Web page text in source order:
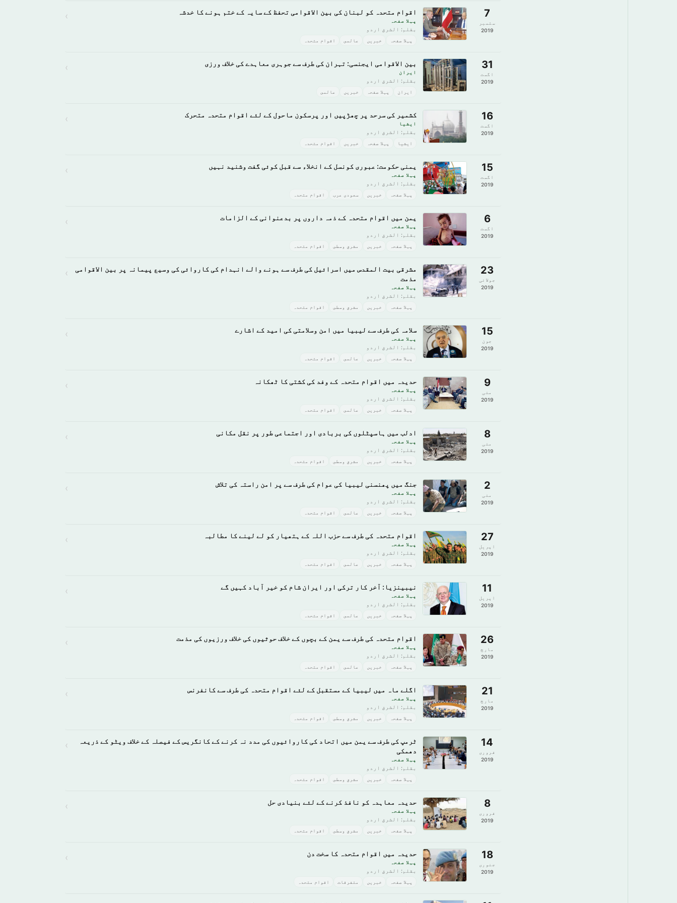
7
ستمبر
2019
اقوام متحدہ کو لبنان کی بین الاقوامی تحفظ کے سایہ کے ختم ہونے کا خدشہ
پہلا صفحہ
بقلم: الشرق اردو
پہلا صفحہ خبريں عالمى اقوام متحدہ
›
31
اگست
2019
بین الاقوامی ایجنسی: تہران کی طرف سے جوہری معاہدے کی خلاف ورزی
ایران
بقلم: الشرق اردو
ایران پہلا صفحہ خبريں عالمى
›
16
اگست
2019
کشمیر کی سرحد پر چھڑپیں اور پرسکون ماحول کے لئے اقوام متحدہ متحرک
ايشيا
بقلم: الشرق اردو
ايشيا پہلا صفحہ خبريں اقوام متحدہ
›
15
اگست
2019
یمنی حکومت: عبوری کونسل کے انخلاء سے قبل کوئی گفت وشنید نہیں
پہلا صفحہ
بقلم: الشرق اردو
پہلا صفحہ خبريں سعودى عرب اقوام متحدہ
›
6
اگست
2019
یمن میں اقوام متحدہ کے ذمہ داروں پر بدعنوانی کے الزامات
پہلا صفحہ
بقلم: الشرق اردو
پہلا صفحہ خبريں مشرق وسطى اقوام متحدہ
›
23
جولائی
2019
مشرقی بیت المقدس میں اسرائیل کی طرف سے ہونے والے انہدام کی کاروائی کی وسیع پیمانہ پر بین الاقوامی
مذمت
پہلا صفحہ
بقلم: الشرق اردو
پہلا صفحہ خبريں مشرق وسطى اقوام متحدہ
›
15
جون
2019
سلامہ کی طرف سے لیبیا میں امن وسلامتی کی امید کے اشارے
پہلا صفحہ
بقلم: الشرق اردو
پہلا صفحہ خبريں عالمى اقوام متحدہ
›
9
مئی
2019
حدیدہ میں اقوام متحدہ کے وفد کی کشتی کا ٹھکانہ
پہلا صفحہ
بقلم: الشرق اردو
پہلا صفحہ خبريں عالمى اقوام متحدہ
›
8
مئی
2019
ادلب میں ہاسپٹلوں کی بربادی اور اجتماعی طور پر نقل مکانی
پہلا صفحہ
بقلم: الشرق اردو
پہلا صفحہ خبريں مشرق وسطى اقوام متحدہ
›
2
مئی
2019
جنگ میں پھنسنی لیبیا کی عوام کی طرف سے پر امن راستہ کی تلاش
پہلا صفحہ
بقلم: الشرق اردو
پہلا صفحہ خبريں عالمى اقوام متحدہ
›
27
اپریل
2019
اقوام متحدہ کی طرف سے حزب اللہ کے ہتھیار کو لے لینے کا مطالبہ
پہلا صفحہ
بقلم: الشرق اردو
پہلا صفحہ خبريں عالمى اقوام متحدہ
›
11
اپریل
2019
نیبینزیا: آخر کار ترکی اور ایران شام کو خیر آباد کہیں گے
پہلا صفحہ
بقلم: الشرق اردو
پہلا صفحہ خبريں عالمى اقوام متحدہ
›
26
مارچ
2019
اقوام متحدہ کی طرف سے یمن کے بچوں کے خلاف حوثیوں کی خلاف ورزیوں کی مذمت
پہلا صفحہ
بقلم: الشرق اردو
پہلا صفحہ خبريں عالمى اقوام متحدہ
›
21
مارچ
2019
اگلے ماہ میں لیبیا کے مستقبل کے لئے اقوام متحدہ کی طرف سے کانفرنس
پہلا صفحہ
بقلم: الشرق اردو
پہلا صفحہ خبريں مشرق وسطى اقوام متحدہ
›
14
فروری
2019
ٹرمپ کی طرف سے یمن میں اتحاد کی کاروائیوں کی مدد نہ کرنے کے کانگریس کے فیصلہ کے خلاف ویٹو کے ذریعہ
دھمکی
پہلا صفحہ
بقلم: الشرق اردو
پہلا صفحہ خبريں مشرق وسطى اقوام متحدہ
›
8
فروری
2019
حدیدہ معاہدہ کو نافذ کرنے کے لئے بنیادی حل
پہلا صفحہ
بقلم: الشرق اردو
پہلا صفحہ خبريں مشرق وسطى اقوام متحدہ
›
18
جنوری
2019
حدیدہ میں اقوام متحدہ کا سخت دن
پہلا صفحہ
بقلم: الشرق اردو
پہلا صفحہ خبريں متفرقات اقوام متحدہ
›